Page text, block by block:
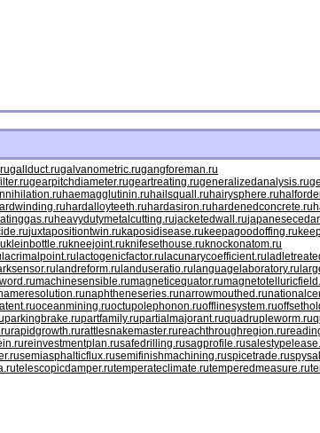
gallduct.rugalvanometric.rugangforeman.ru
gearpitchdiameter.rugeartreating.rugeneralizedanalysis.ru
haemagglutinin.ruhailsquall.ruhairysphere.ru
hardalloyteeth.ruhardasiron.ruhardenedconcrete.ru
heavydutymetalcutting.rujacketedwall.ru
juxtapositiontwin.rukaposidisease.rukeepagoodoffing.ru
kleinbottle.rukneejoint.ruknifesethouse.ruknockonatom.ru
lacrimalpoint.ru lactogenicfactor.ru lacunarycoefficient.ru
landreform.ru landuseratio.ru languagelaboratory.ru
machinesensible.rumagneticequator.ru
naphtheneseries.runarrowmouthed.ru
oceanmining.ruoctupolephonon.ruofflinesystem.ru
parkingbrake.rupartfamily.rupartialmajorant.ruquadrupleworm.ru
rapidgrowth.rurattlesnakemaster.rureachthroughregion.ru
reinvestmentplan.rusafedrilling.rusagprofile.ru
semiasphalticflux.rusemifinishmachining.ruspicetrade.ru
telescopicdamper.rutemperateclimate.rutemperedmeasure.ru